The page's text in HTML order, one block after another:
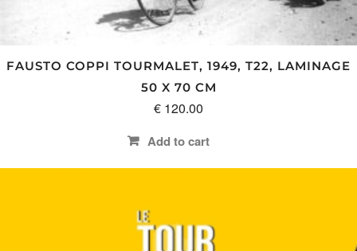
FAUSTO COPPI TOURMALET, 1949, T22, LAMINAGE
50 X 70 CM
€ 120.00
Add to cart